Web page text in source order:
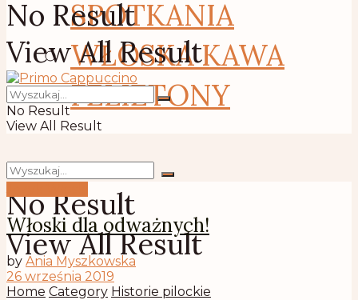
SPOTKANIA
WŁOSKA KAWA
FELIETONY
No Result
View All Result
No Result
View All Result
No Result
View All Result
Włoski dla odważnych!
by Ania Myszkowska
26 września 2019
Home Category Historie pilockie